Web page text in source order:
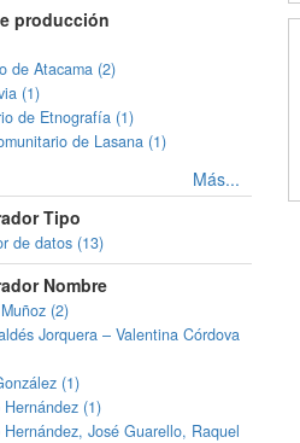
producción
de Atacama (2)
(1)
de Etnografía (1)
de Lasana (1)
Más...
Tipo
de datos (13)
Nombre
(2)
Jorquera – Valentina Córdova
(1)
(1)
José Guarello, Raquel